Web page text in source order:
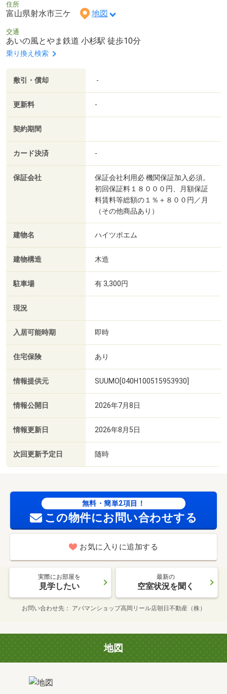
住所
富山県射水市三ケ 地図
交通
あいの風とやま鉄道 小杉駅 徒歩10分
乗り換え検索
敷引・償却 -
更新料 -
契約期間
カード決済 -
保証会社
保証会社利用必 機関保証加入必須。
初回保証料１８０００円、月額保証
料賃料等総額の１％＋８００円／月
（その他商品あり）
建物名 ハイツポエム
建物構造 木造
駐車場 有 3,300円
現況
入居可能時期 即時
住宅保険 あり
情報提供元 SUUMO[040H100515953930]
情報公開日 2026年7月8日
情報更新日 2026年8月5日
次回更新予定日 随時
無料・簡単2項目！
この物件にお問い合わせする
お気に入りに追加する
実際にお部屋を
見学したい
最新の
空室状況を聞く
お問い合わせ先 アパマンショップ高岡リール店朝日不動産（株）
地図